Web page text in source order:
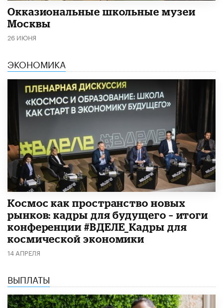
​Окказиональные школьные музеи
Москвы
26 ИЮНЯ
ЭКОНОМИКА
Космос как пространство новых
рынков: кадры для будущего – итоги
конференции #ВДЕЛЕ_Кадры для
космической экономики
14 АПРЕЛЯ
ВЫПЛАТЫ